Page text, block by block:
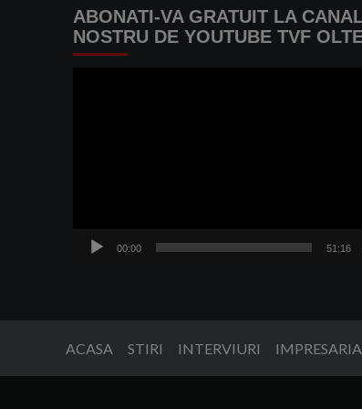
ABONATI-VA GRATUIT LA
NOSTRU DE YOUTUBE TVF
00:00 51:16
ACASA STIRI INTERVIURI